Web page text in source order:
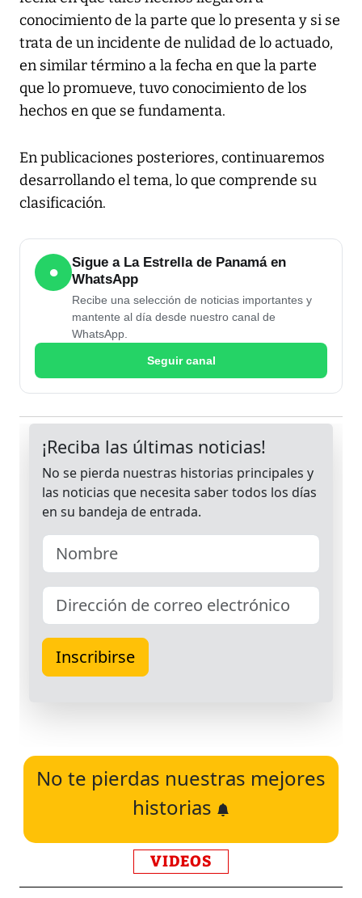
conocimiento de la parte que lo presenta y si se
trata de un incidente de nulidad de lo actuado,
en similar término a la fecha en que la parte
que lo promueve, tuvo conocimiento de los
hechos en que se fundamenta.
En publicaciones posteriores, continuaremos
desarrollando el tema, lo que comprende su
clasificación.
●
Sigue a La Estrella de Panamá en
WhatsApp
Recibe una selección de noticias importantes y
mantente al día desde nuestro canal de
WhatsApp.
Seguir canal
No te pierdas nuestras mejores
historias
VIDEOS